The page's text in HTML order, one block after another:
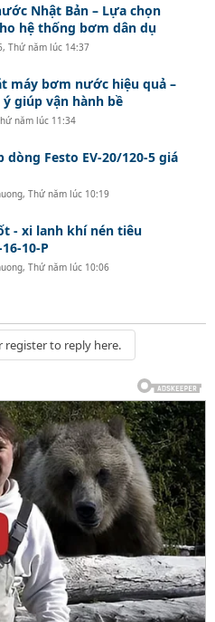
Nhật Bản – Lựa chọn
hệ thống bơm dân dụ
,Thứ năm lúc 14:37
máy bơm nước hiệu quả –
giúp vận hành bề
năm lúc 11:34
dòng Festo EV-20/120-5 giá
,Thứ năm lúc 10:19
- xi lanh khí nén tiêu
10-P
,Thứ năm lúc 10:06
register to reply here.